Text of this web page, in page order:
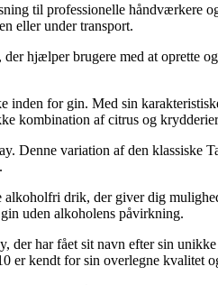
til professionelle håndværkere
eller under transport.
hjælper brugere med at oprette
inden for gin. Med sin
kombination af citrus og
Denne variation af den klassiske
drik, der giver dig
uden alkoholens påvirkning.
der har fået sit navn efter sin
er kendt for sin overlegne kvalitet